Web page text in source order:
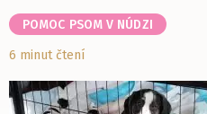
POMOC PSOM V NÚDZI
6 minut čtení